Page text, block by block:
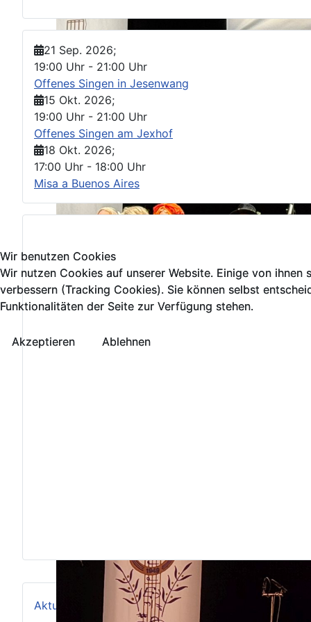
Aktuelles
Wir benutzen Cookies
Wir nutzen Cookies auf unserer Website. Einige von
verbessern (Tracking Cookies). Sie können selbst
Funktionalitäten der Seite zur Verfügung stehen.
Akzeptieren
Ablehnen
21 Sep. 2026;
19:00 Uhr - 21:00 Uhr
Offenes Singen in Jesenwang
15 Okt. 2026;
19:00 Uhr - 21:00 Uhr
Offenes Singen am Jexhof
18 Okt. 2026;
17:00 Uhr - 18:00 Uhr
Misa a Buenos Aires
Wir benutzen Cookies
Wir nutzen Cookies auf unserer Website. Einige von
verbessern (Tracking Cookies). Sie können selbst
Funktionalitäten der Seite zur Verfügung stehen.
Akzeptieren
Ablehnen